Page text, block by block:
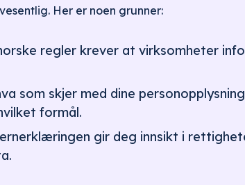
Her er noen grunner:
regler krever at virksomheter
som skjer med dine
formål.
gir deg innsikt i